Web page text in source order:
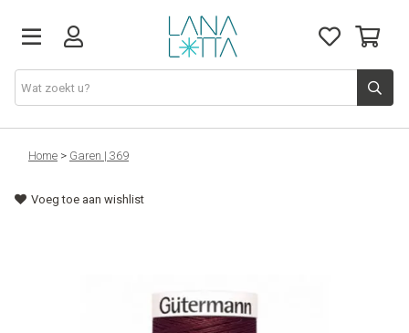
Stoffen
Fournituren
Home > Garen | 369
Voeg toe aan wishlist